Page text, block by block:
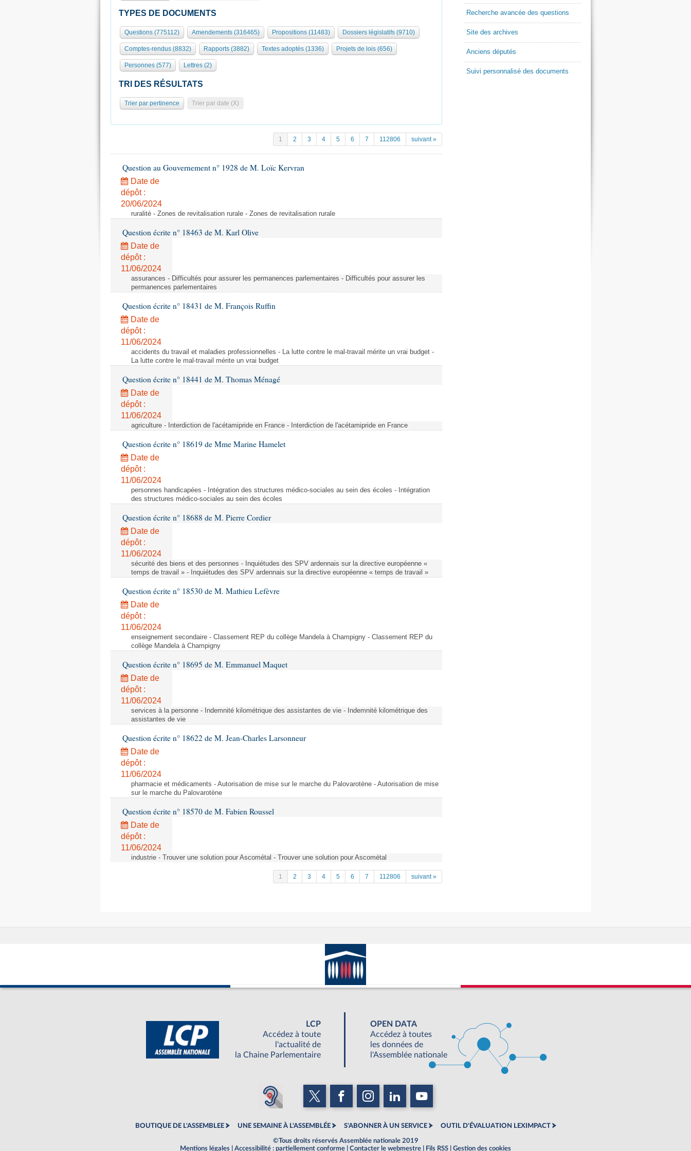
TYPES DE DOCUMENTS
Questions (775112) Amendements (316465) Propositions (11483) Dossiers législatifs (9710)
Comptes-rendus (8832) Rapports (3882) Textes adoptés (1336) Projets de lois (656)
Personnes (577) Lettres (2)
TRI DES RÉSULTATS
Trier par pertinence Trier par date (X)
1 2 3 4 5 6 7 112806 suivant »
Question au Gouvernement n° 1928 de M. Loïc Kervran
Date de
dépôt :
20/06/2024
ruralité - Zones de revitalisation rurale - Zones de revitalisation rurale
Question écrite n° 18463 de M. Karl Olive
Date de
dépôt :
11/06/2024
assurances - Difficultés pour assurer les permanences parlementaires - Difficultés pour assurer les
permanences parlementaires
Question écrite n° 18431 de M. François Ruffin
Date de
dépôt :
11/06/2024
accidents du travail et maladies professionnelles - La lutte contre le mal-travail mérite un vrai budget -
La lutte contre le mal-travail mérite un vrai budget
Question écrite n° 18441 de M. Thomas Ménagé
Date de
dépôt :
11/06/2024
agriculture - Interdiction de l'acétamipride en France - Interdiction de l'acétamipride en France
Question écrite n° 18619 de Mme Marine Hamelet
Date de
dépôt :
11/06/2024
personnes handicapées - Intégration des structures médico-sociales au sein des écoles - Intégration
des structures médico-sociales au sein des écoles
Question écrite n° 18688 de M. Pierre Cordier
Date de
dépôt :
11/06/2024
sécurité des biens et des personnes - Inquiétudes des SPV ardennais sur la directive européenne «
temps de travail » - Inquiétudes des SPV ardennais sur la directive européenne « temps de travail »
Question écrite n° 18530 de M. Mathieu Lefèvre
Date de
dépôt :
11/06/2024
enseignement secondaire - Classement REP du collège Mandela à Champigny - Classement REP du
collège Mandela à Champigny
Question écrite n° 18695 de M. Emmanuel Maquet
Date de
dépôt :
11/06/2024
services à la personne - Indemnité kilométrique des assistantes de vie - Indemnité kilométrique des
assistantes de vie
Question écrite n° 18622 de M. Jean-Charles Larsonneur
Date de
dépôt :
11/06/2024
pharmacie et médicaments - Autorisation de mise sur le marche du Palovarotène - Autorisation de mise
sur le marche du Palovarotène
Question écrite n° 18570 de M. Fabien Roussel
Date de
dépôt :
11/06/2024
industrie - Trouver une solution pour Ascométal - Trouver une solution pour Ascométal
1 2 3 4 5 6 7 112806 suivant »
Recherche avancée des questions
Site des archives
Anciens députés
Suivi personnalisé des documents
LCP
Accédez à toute
l'actualité de
la Chaine Parlementaire
OPEN DATA
Accédez à toutes
les données de
l'Assemblée nationale
BOUTIQUE DE L'ASSEMBLEE UNE SEMAINE À L'ASSEMBLÉE S'ABONNER À UN SERVICE OUTIL D'ÉVALUATION LEXIMPACT
©Tous droits réservés Assemblée nationale 2019
Mentions légales
Accessibilité : partiellement conforme Contacter le webmestre Fils RSS Gestion des cookies